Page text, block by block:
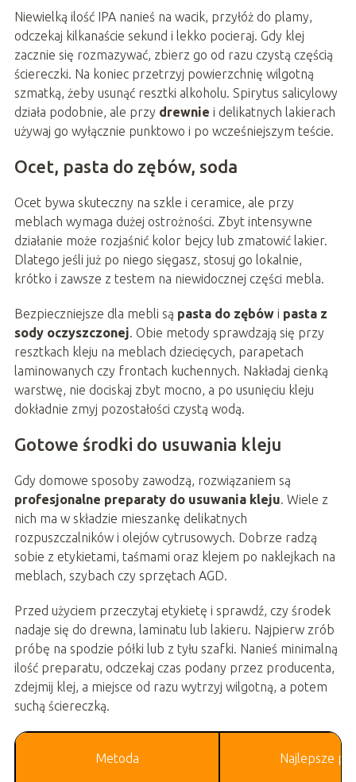
Niewielką ilość IPA nanieś na wacik, przyłóż do plamy,
odczekaj kilkanaście sekund i lekko pocieraj. Gdy klej
zacznie się rozmazywać, zbierz go od razu czystą częścią
ściereczki. Na koniec przetrzyj powierzchnię wilgotną
szmatką, żeby usunąć resztki alkoholu. Spirytus salicylowy
działa podobnie, ale przy drewnie i delikatnych lakierach
używaj go wyłącznie punktowo i po wcześniejszym teście.
Ocet, pasta do zębów, soda
Ocet bywa skuteczny na szkle i ceramice, ale przy
meblach wymaga dużej ostrożności. Zbyt intensywne
działanie może rozjaśnić kolor bejcy lub zmatowić lakier.
Dlatego jeśli już po niego sięgasz, stosuj go lokalnie,
krótko i zawsze z testem na niewidocznej części mebla.
Bezpieczniejsze dla mebli są pasta do zębówi pasta z
sody oczyszczonej. Obie metody sprawdzają się przy
resztkach kleju na meblach dziecięcych, parapetach
laminowanych czy frontach kuchennych. Nakładaj cienką
warstwę, nie dociskaj zbyt mocno, a po usunięciu kleju
dokładnie zmyj pozostałości czystą wodą.
Gotowe środki do usuwania kleju
Gdy domowe sposoby zawodzą, rozwiązaniem są
profesjonalne preparaty do usuwania kleju. Wiele z
nich ma w składzie mieszankę delikatnych
rozpuszczalników i olejów cytrusowych. Dobrze radzą
sobie z etykietami, taśmami oraz klejem po naklejkach na
meblach, szybach czy sprzętach AGD.
Przed użyciem przeczytaj etykietę i sprawdź, czy środek
nadaje się do drewna, laminatu lub lakieru. Najpierw zrób
próbę na spodzie półki lub z tyłu szafki. Nanieś minimalną
ilość preparatu, odczekaj czas podany przez producenta,
zdejmij klej, a miejsce od razu wytrzyj wilgotną, a potem
suchą ściereczką.
Metoda Najlepsze